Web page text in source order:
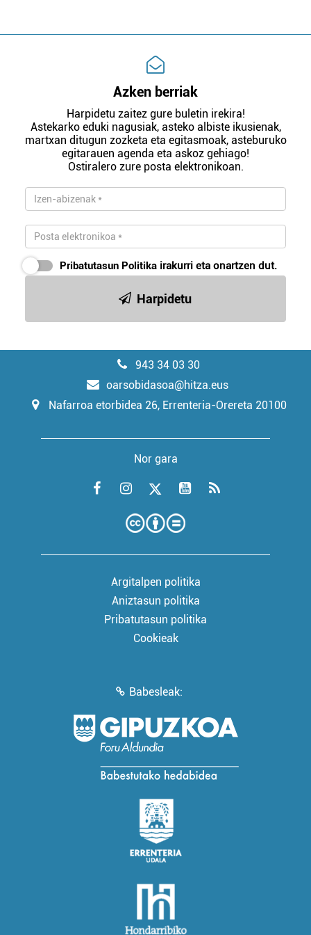
Azken berriak
Harpidetu zaitez gure buletin irekira!
Astekarko eduki nagusiak, asteko albiste ikusienak,
martxan ditugun zozketa eta egitasmoak, asteburuko
egitarauen agenda eta askoz gehiago!
Ostiralero zure posta elektronikoan.
Pribatutasun Politika irakurri eta onartzen dut.
Harpidetu
943 34 03 30
oarsobidasoa@hitza.eus
Nafarroa etorbidea 26, Errenteria-Orereta 20100
Nor gara
Argitalpen politika
Aniztasun politika
Pribatutasun politika
Cookieak
Babesleak: